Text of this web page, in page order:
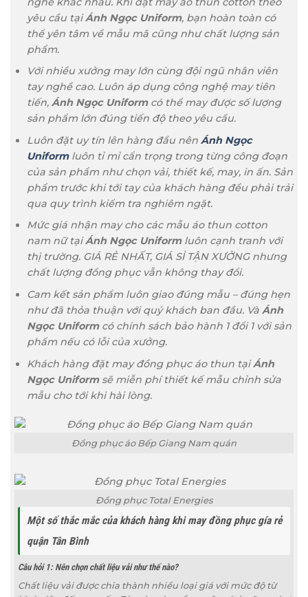
yêu cầu tạiÁnh Ngọc Uniform, bạn hoàn toàn có
thể yên tâm về mẫu mã cũng như chất lượng sản
phẩm.
Với nhiều xưởng may lớn cùng đội ngũ nhân viên
tay nghề cao. Luôn áp dụng công nghệ may tiên
tiến,Ánh Ngọc Uniform có thể may được số lượng
sản phẩm lớn đúng tiến độ theo yêu cầu.
Luôn đặt uy tín lên hàng đầu nênÁnh Ngọc
Uniform luôn tỉ mỉ cẩn trọng trong từng công đoạn
của sản phẩm như chọn vải, thiết kế, may, in ấn. Sản
phẩm trước khi tới tay của khách hàng đều phải trải
qua quy trình kiểm tra nghiêm ngặt.
Mức giá nhận may cho các mẫu áo thun cotton
nam nữ tạiÁnh Ngọc Uniform luôn cạnh tranh với
thị trường. GIÁ RẺ NHẤT, GIÁ SỈ TẬN XƯỞNG nhưng
chất lượng đồng phục vẫn không thay đổi.
Cam kết sản phẩm luôn giao đúng mẫu – đúng hẹn
như đã thỏa thuận với quý khách ban đầu. VàÁnh
Ngọc Uniform có chính sách bảo hành 1 đổi 1 với sản
phẩm nếu có lỗi của xưởng.
Khách hàng đặt may đồng phục áo thun tạiÁnh
Ngọc Uniform sẽ miễn phí thiết kế mẫu chỉnh sửa
mẫu cho tới khi hài lòng.
Đồng phục áo Bếp Giang Nam quán
Đồng phục Total Energies
Một số thắc mắc của khách hàng khi may đồng phục gía rẻ
quận Tân Bình
Câu hỏi 1: Nên chọn chất liệu vải như thế nào?
Chất liệu vải được chia thành nhiều loại giá với mức độ từ